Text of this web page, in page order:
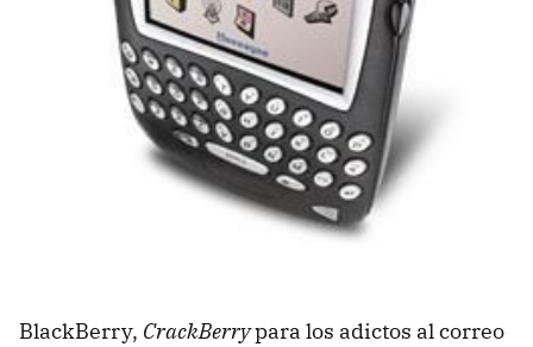
BlackBerry, CrackBerrypara los adictos al correo